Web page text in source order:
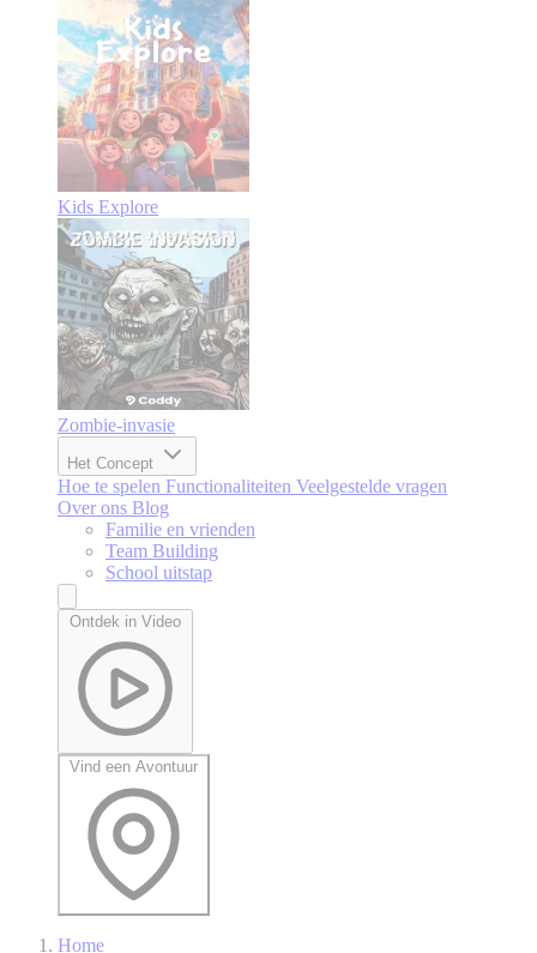
Kids Explore
Zombie-invasie
Het Concept
Hoe te spelen Functionaliteiten Veelgestelde vragen
Over ons Blog
Familie en vrienden
Team Building
School uitstap
Ontdek in Video
Vind een Avontuur
Home